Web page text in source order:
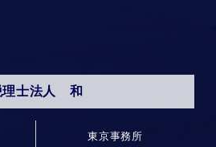
理士法人 和
東京事務所